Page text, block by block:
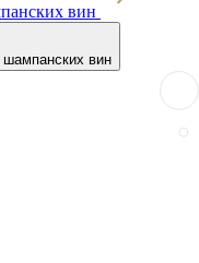
вин
шампанских вин